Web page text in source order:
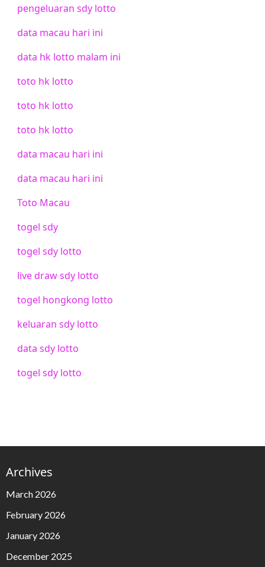
pengeluaran sdy lotto
data macau hari ini
data hk lotto malam ini
toto hk lotto
toto hk lotto
toto hk lotto
data macau hari ini
data macau hari ini
Toto Macau
togel sdy
togel sdy lotto
live draw sdy lotto
togel hongkong lotto
keluaran sdy lotto
data sdy lotto
togel sdy lotto
Archives
March 2026
February 2026
January 2026
December 2025